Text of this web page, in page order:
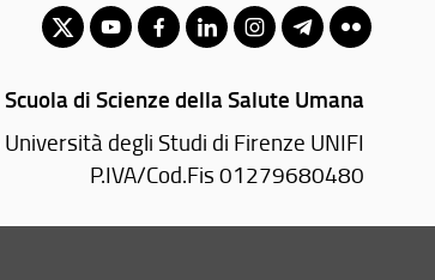
Scuola di Scienze della Salute Umana
degli Studi di Firenze UNIFI
P.IVA/Cod.Fis 01279680480